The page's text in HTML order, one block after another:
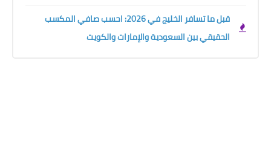
قبل ما تسافر الخليج في 2026: احسب صافي المكسب
الحقيقي بين السعودية والإمارات والكويت